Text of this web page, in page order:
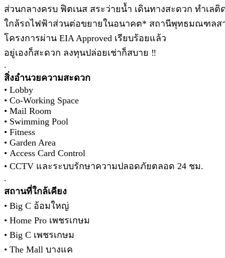
ส่วนกลางครบ ฟิตเนส สระว่ายน้ำ เดินทางสะดวก ทำเลติ
ใกล้รถไฟฟ้าส่วนต่อขยายในอนาคต* สถานีพุทธมณฑลส
โครงการผ่าน EIA Approved เรียบร้อยแล้ว
อยู่เองก็สะดวก ลงทุนปล่อยเช่าก็สบาย ‼
.
สิ่งอำนวยความสะดวก
• Lobby
• Co-Working Space
• Mail Room
• Swimming Pool
• Fitness
• Garden Area
• Access Card Control
• CCTV และระบบรักษาความปลอดภัยตลอด 24 ชม.
.
สถานที่ใกล้เคียง
• Big C อ้อมใหญ่
• Home Pro เพชรเกษม
• Big C เพชรเกษม
• The Mall บางแค